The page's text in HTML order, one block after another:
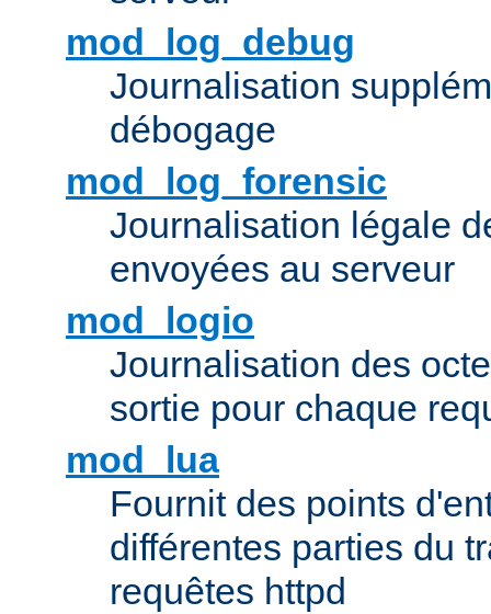
mod_log_debug
Journalisation
débogage
mod_log_forensic
Journalisation légale
envoyées au serveur
mod_logio
Journalisation des
sortie pour chaque
mod_lua
Fournit des points
différentes parties du
requêtes httpd